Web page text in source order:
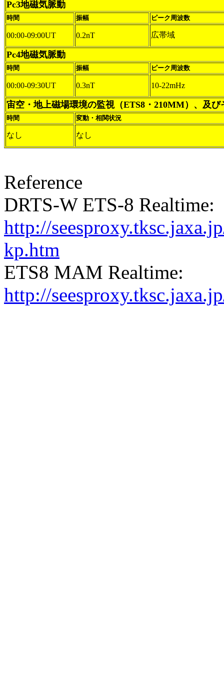
Pc3地磁気脈動
時間 振幅 ピーク周波数
00:00-09:00UT 0.2nT 広帯域
Pc4地磁気脈動
時間 振幅 ピーク周波数
00:00-09:30UT 0.3nT 10-22mHz
宙空・地上磁場環境の監視（ETS8・210MM）、及び
時間 変動・相関状況
なし なし
Reference
DRTS-W ETS-8 Realtime:
http://
kp.htm
ETS8 MAM Realtime:
http://